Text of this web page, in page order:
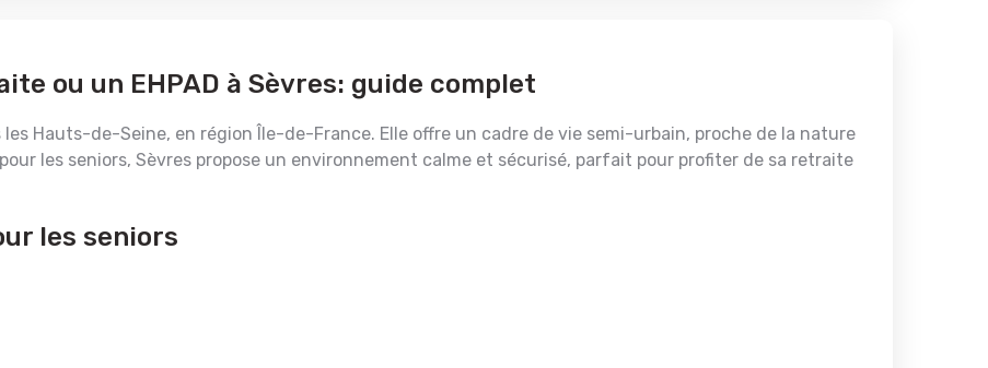
ou un EHPAD à Sèvres: guide complet
Hauts-de-Seine, en région Île-de-France. Elle offre un cadre de vie semi-urbain, proche de la nature
les seniors, Sèvres propose un environnement calme et sécurisé, parfait pour profiter de sa retraite
les seniors